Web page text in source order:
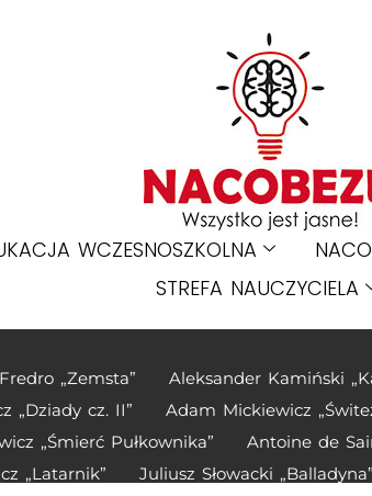
WCZESNOSZKOLNA
STREFA NAUCZYCIELA
„Zemsta”
Aleksander Kamiński
„Dziady cz. II”
Adam Mickiewicz
„Śmierć Pułkownika”
Antoine de
„Latarnik” Juliusz Słowacki „Balladyna”